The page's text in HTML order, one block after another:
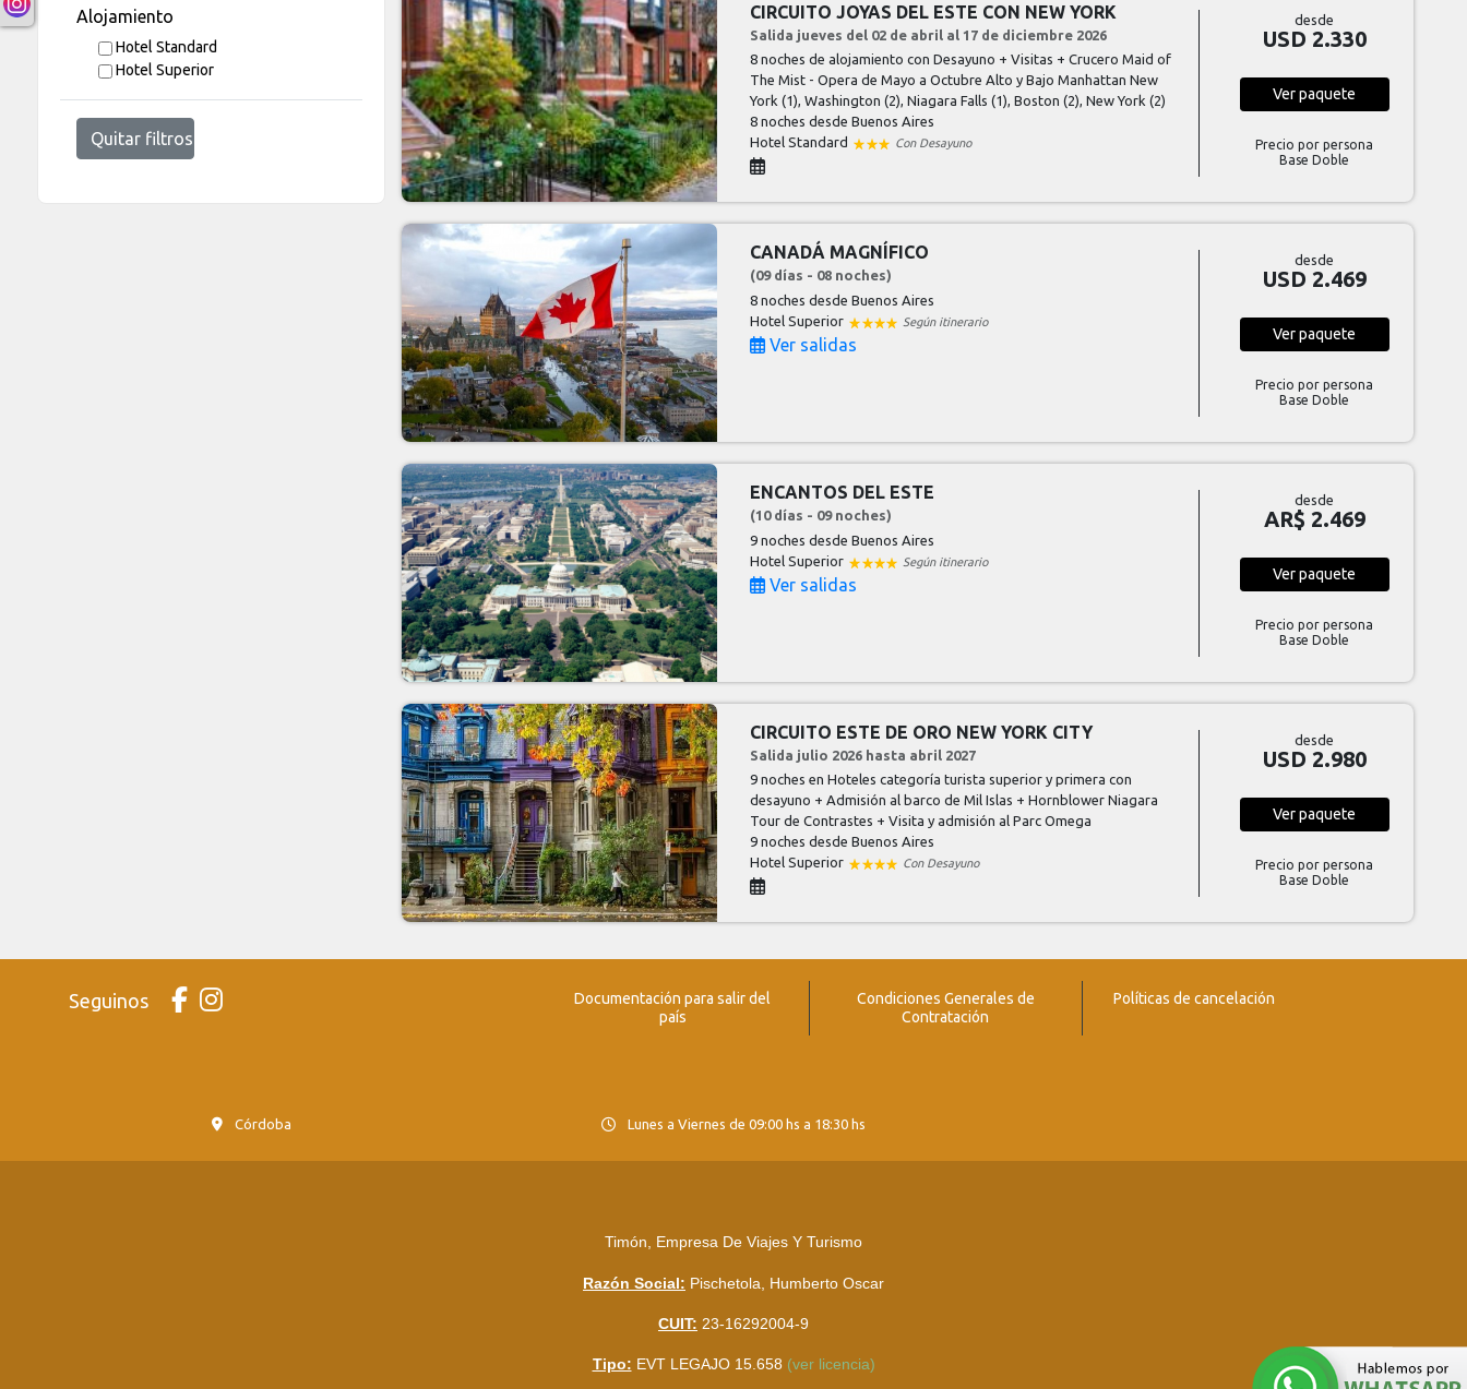
Alojamiento
Hotel Standard
Hotel Superior
Quitar filtros
CIRCUITO JOYAS DEL ESTE CON NEW YORK
Salida jueves del 02 de abril al 17 de diciembre 2026
8 noches de alojamiento con Desayuno + Visitas + Crucero Maid of
The Mist - Opera de Mayo a Octubre Alto y Bajo Manhattan New
York (1), Washington (2), Niagara Falls (1), Boston (2), New York (2)
8 noches desde Buenos Aires
Hotel Standard
Con Desayuno
desde
USD 2.330
Verpaquete
Precio por persona
Base Doble
CANADÁ MAGNÍFICO
(09 días - 08 noches)
8 noches desde Buenos Aires
Hotel Superior
Según itinerario
Ver salidas
desde
USD 2.469
Verpaquete
Precio por persona
Base Doble
ENCANTOS DEL ESTE
(10 días - 09 noches)
9 noches desde Buenos Aires
Hotel Superior
Según itinerario
Ver salidas
desde
AR$ 2.469
Verpaquete
Precio por persona
Base Doble
CIRCUITO ESTE DE ORO NEW YORK CITY
Salida julio 2026 hasta abril 2027
9 noches en Hoteles categoría turista superior y primera con
desayuno + Admisión al barco de Mil Islas + Hornblower Niagara
Tour de Contrastes + Visita y admisión al Parc Omega
9 noches desde Buenos Aires
Hotel Superior
Con Desayuno
desde
USD 2.980
Verpaquete
Precio por persona
Base Doble
Seguinos
Documentación para salir del
país
Condiciones Generales de
Contratación
Políticas de cancelación
Córdoba Lunes a Viernes de 09:00 hs a 18:30 hs
Timón, Empresa De Viajes Y Turismo
Razón Social: Pischetola, Humberto Oscar
CUIT: 23-16292004-9
Tipo: EVT LEGAJO 15.658 (ver licencia)